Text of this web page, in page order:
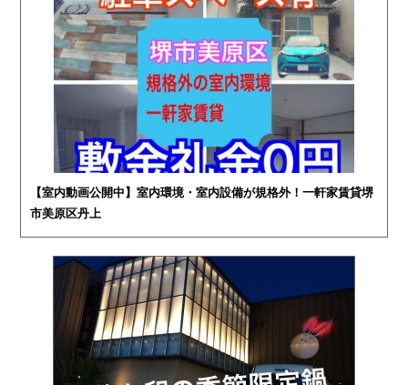
【室内動画公開中】室内環境・室内設備が規格外！一軒家賃貸堺
市美原区丹上